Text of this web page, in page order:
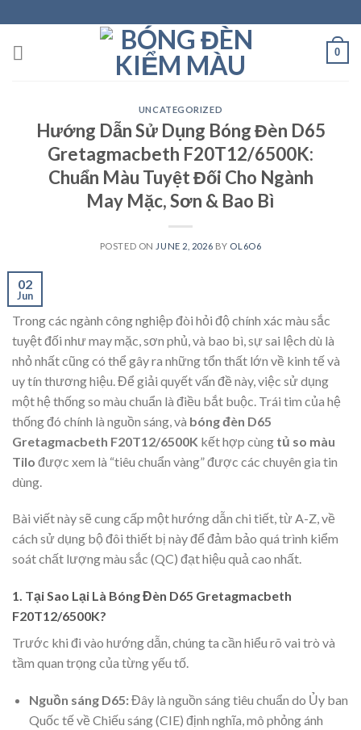
to
content
0
UNCATEGORIZED
Hướng Dẫn Sử Dụng Bóng Đèn D65
Gretagmacbeth F20T12/6500K:
Chuẩn Màu Tuyệt Đối Cho Ngành
May Mặc, Sơn & Bao Bì
POSTED ON JUNE 2, 2026 BY OL6O6
02
Jun
Trong các ngành công nghiệp đòi hỏi độ chính xác màu sắc
tuyệt đối như may mặc, sơn phủ, và bao bì, sự sai lệch dù là
nhỏ nhất cũng có thể gây ra những tổn thất lớn về kinh tế và
uy tín thương hiệu. Để giải quyết vấn đề này, việc sử dụng
một hệ thống so màu chuẩn là điều bắt buộc. Trái tim của hệ
thống đó chính là nguồn sáng, và bóng đèn D65
Gretagmacbeth F20T12/6500K kết hợp cùng tủ so màu
Tilo được xem là “tiêu chuẩn vàng” được các chuyên gia tin
dùng.
Bài viết này sẽ cung cấp một hướng dẫn chi tiết, từ A-Z, về
cách sử dụng bộ đôi thiết bị này để đảm bảo quá trình kiểm
soát chất lượng màu sắc (QC) đạt hiệu quả cao nhất.
1. Tại Sao Lại Là Bóng Đèn D65 Gretagmacbeth
F20T12/6500K?
Trước khi đi vào hướng dẫn, chúng ta cần hiểu rõ vai trò và
tầm quan trọng của từng yếu tố.
Nguồn sáng D65:Đây là nguồn sáng tiêu chuẩn do Ủy ban
Quốc tế về Chiếu sáng (CIE) định nghĩa, mô phỏng ánh